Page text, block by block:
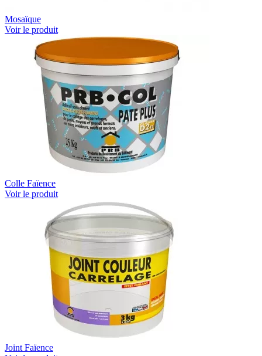
Mosaïque
Voir le produit
Colle Faïence
Voir le produit
Joint Faïence